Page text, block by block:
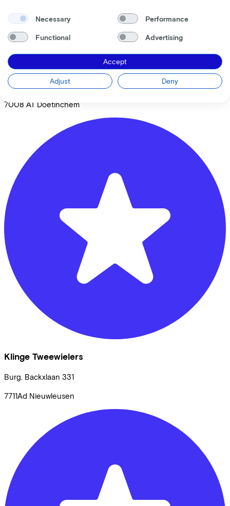
Fluit Tweewielers
Plakhorstweg 12
7008 AT Doetinchem
Klinge Tweewielers
Burg. Backxlaan 331
7711Ad Nieuwleusen
Necessary Performance
Functional Advertising
Accept
Adjust Deny